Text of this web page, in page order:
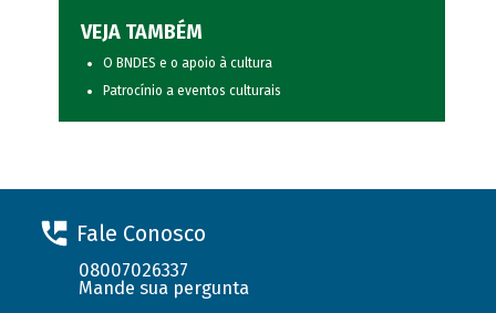
VEJA TAMBÉM
O BNDES e o apoio à cultura
Patrocínio a eventos culturais
Fale Conosco
08007026337
Mande sua pergunta